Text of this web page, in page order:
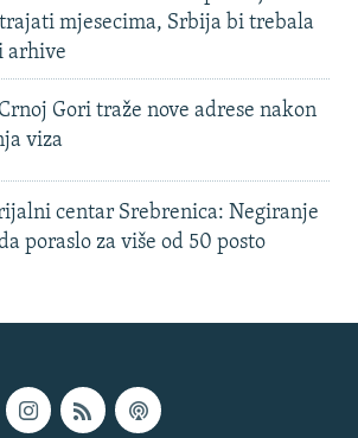
mjesecima, Srbija bi trebala
arhive
Gori traže nove adrese nakon
viza
centar Srebrenica: Negiranje
poraslo za više od 50 posto